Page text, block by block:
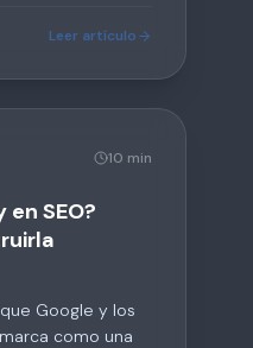
Leer artículo
10 min
SEO?
Google y los
como una